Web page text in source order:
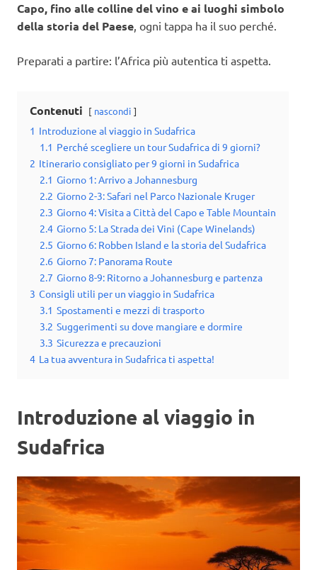
Capo, fino alle colline del vino e ai luoghi simbolo
della storia del Paese, ogni tappa ha il suo perché.
Preparati a partire: l’Africa più autentica ti aspetta.
Contenuti nascondi
1 Introduzione al viaggio in Sudafrica
1.1 Perché scegliere un tour Sudafrica di 9 giorni?
2 Itinerario consigliato per 9 giorni in Sudafrica
2.1 Giorno 1: Arrivo a Johannesburg
2.2 Giorno 2-3: Safari nel Parco Nazionale Kruger
2.3 Giorno 4: Visita a Città del Capo e Table Mountain
2.4 Giorno 5: La Strada dei Vini (Cape Winelands)
2.5 Giorno 6: Robben Island e la storia del Sudafrica
2.6 Giorno 7: Panorama Route
2.7 Giorno 8-9: Ritorno a Johannesburg e partenza
3 Consigli utili per un viaggio in Sudafrica
3.1 Spostamenti e mezzi di trasporto
3.2 Suggerimenti su dove mangiare e dormire
3.3 Sicurezza e precauzioni
4 La tua avventura in Sudafrica ti aspetta!
Introduzione al viaggio in
Sudafrica